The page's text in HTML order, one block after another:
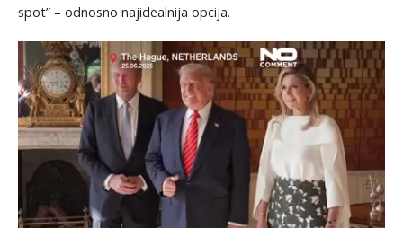
spot” – odnosno najidealnija opcija.